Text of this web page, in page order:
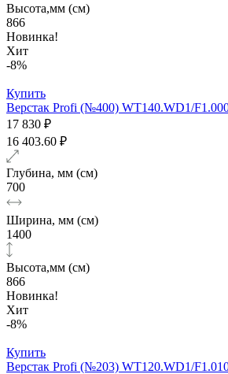
Высота,мм (см)
866
Новинка!
Хит
-8%
Купить
Верстак Profi (№400) WT140.WD1/
17 830 ₽
16 403.60 ₽
Глубина, мм (см)
700
Ширина, мм (см)
1400
Высота,мм (см)
866
Новинка!
Хит
-8%
Купить
Верстак Profi (№203) WT120.WD1/